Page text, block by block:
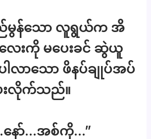
ည်မွန်သော လူရွယ်က အိ
ေးကို မပေးခင် ဆွဲယူ
ါလာသော ဖိနပ်ချုပ်အပ်
းလိုက်သည်။
နော်…အစ်ကို…”